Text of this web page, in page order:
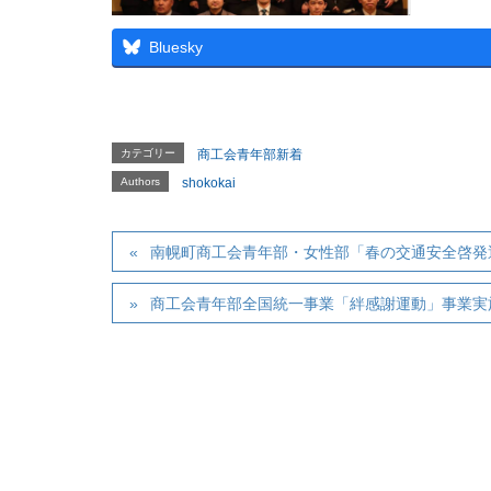
Bluesky
カテゴリー 商工会青年部新着
Authors shokokai
南幌町商工会青年部・女性部「春の交通安全啓発
商工会青年部全国統一事業「絆感謝運動」事業実